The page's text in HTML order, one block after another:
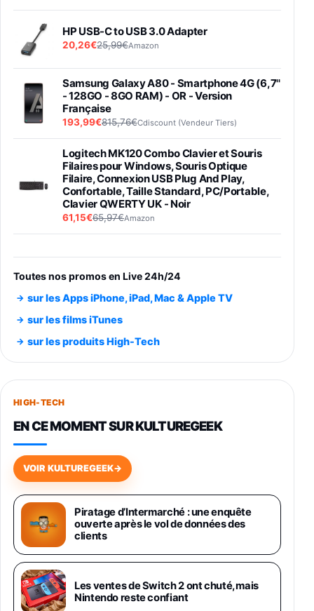
HP USB-C to USB 3.0 Adapter
20,26€25,99€Amazon
Samsung Galaxy A80 - Smartphone 4G (6,7''
- 128GO - 8GO RAM) - OR - Version
Française
193,99€815,76€Cdiscount (Vendeur Tiers)
Logitech MK120 Combo Clavier et Souris
Filaires pour Windows, Souris Optique
Filaire, Connexion USB Plug And Play,
Confortable, Taille Standard, PC/Portable,
Clavier QWERTY UK - Noir
61,15€65,97€Amazon
entraénement direct 3 vitesses (33-45-78
trs/min) avec pre-ampli intégré et port USB
Smartphone SAMSUNG Galaxy S26 Ultra
891,99€1199€Fnac (Vendeur Tiers)
Smartphone SAMSUNG Galaxy S26+ Violet
749,99€
648,63€834,71€
Samsung Galaxy Miracle Ultra, Smartphone
Android 5G avec Galaxy AI, 512 Go,
Chargeur Secteur Rapide 25W Inclus,
Smartphone déverrouillé, Noir, Version FR
1019€
Galaxy S26 Ultra 512 Go Bleu
1019€1399€ Fnac (Vendeur Tiers)
Toutes nos promos en Live 24h/24
sur les Apps iPhone, iPad, Mac & Apple TV
sur les films iTunes
sur les produits High-Tech
HIGH-TECH
EN CE MOMENT SUR KULTUREGEEK
VOIR KULTUREGEEK→
Piratage d’Intermarché : une enquête
ouverte après le vol de données des
clients
Les ventes de Switch 2 ont chuté, mais
Nintendo reste confiant